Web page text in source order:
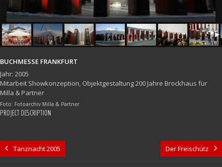
BUCHMESSE FRANKFURT
Jahr: 2005
Mitarbeit Showkonzeption, Objektgestaltung 200 Jahre Brockhaus für
Milla & Partner
Foto: Fotoarchiv Milla & Partner
PROJECT DESCRIPTION
Tanznacht 2005 Der Freischütz